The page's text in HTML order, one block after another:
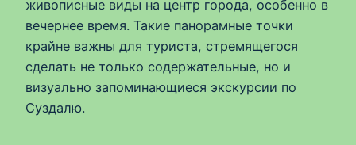
живописные виды на центр города, особенно в
вечернее время. Такие панорамные точки
крайне важны для туриста, стремящегося
сделать не только содержательные, но и
визуально запоминающиеся экскурсии по
Суздалю.